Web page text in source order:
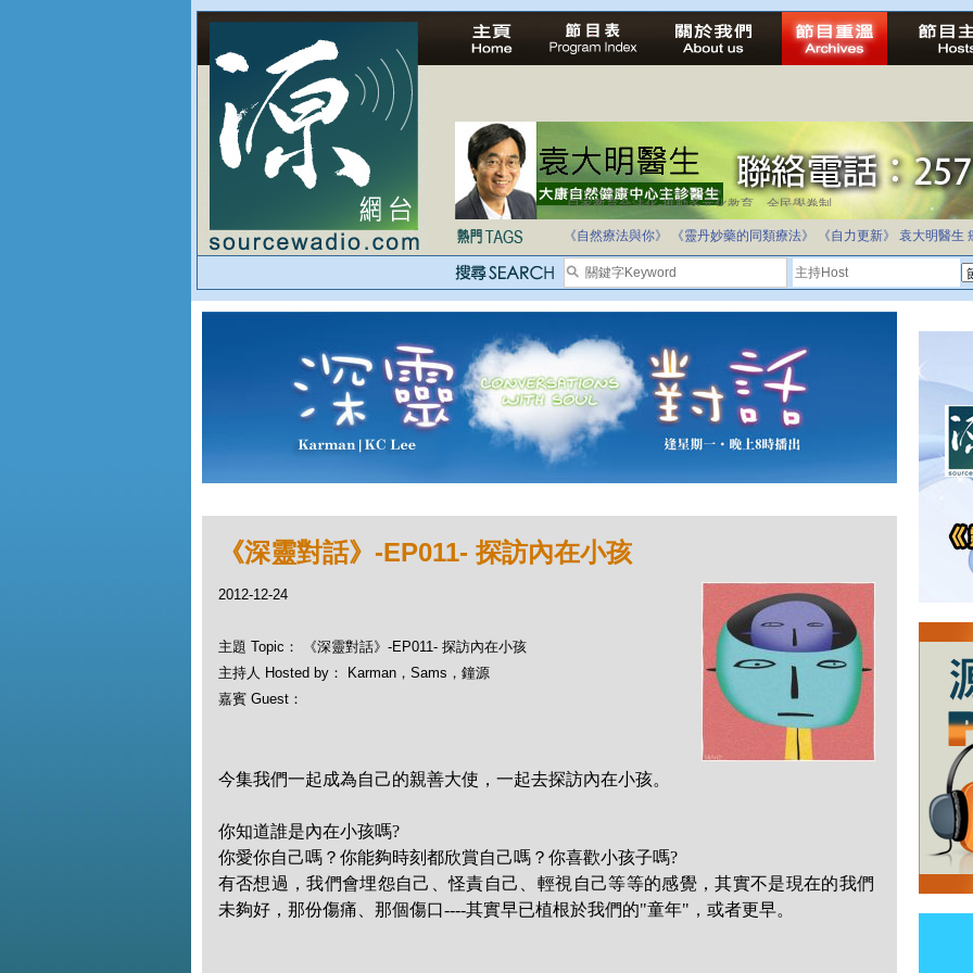
自家教育合法化-推動多元化教育，全民學卷制
《自然療法與你》 《靈丹妙藥的同類療法》 《自力更新》 袁大明醫生
《深靈對話》-EP011- 探訪內在小孩
2012-12-24
主題 Topic： 《深靈對話》-EP011- 探訪內在小孩
主持人 Hosted by： Karman，Sams，鐘源
嘉賓 Guest：
今集我們一起成為自己的親善大使，一起去探訪內在小孩。
你知道誰是內在小孩嗎?
你愛你自己嗎？你能夠時刻都欣賞自己嗎？你喜歡小孩子嗎?
有否想過，我們會埋怨自己、怪責自己、輕視自己等等的感覺，其實不是現在的我們
未夠好，那份傷痛、那個傷口----其實早已植根於我們的"童年"，或者更早。